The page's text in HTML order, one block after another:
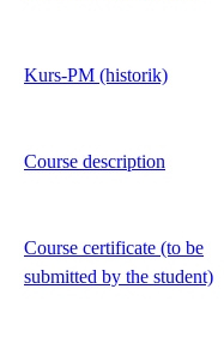
Kurs-PM (historik)
Course description
Course certificate (to be
submitted by the student)